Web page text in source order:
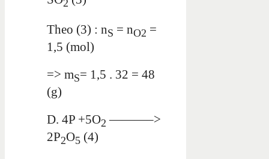
2
Theo (3) : nS = nO2 =
1,5 (mol)
=> mS= 1,5 . 32 = 48
(g)
D. 4P +5O2 ———–>
2P2O5 (4)